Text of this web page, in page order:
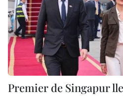
Premier de Singapur